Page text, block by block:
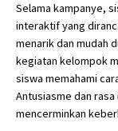
Selama kampanye,
interaktif yang
menarik dan mudah
kegiatan kelompok
siswa memahami
Antusiasme dan
mencerminkan